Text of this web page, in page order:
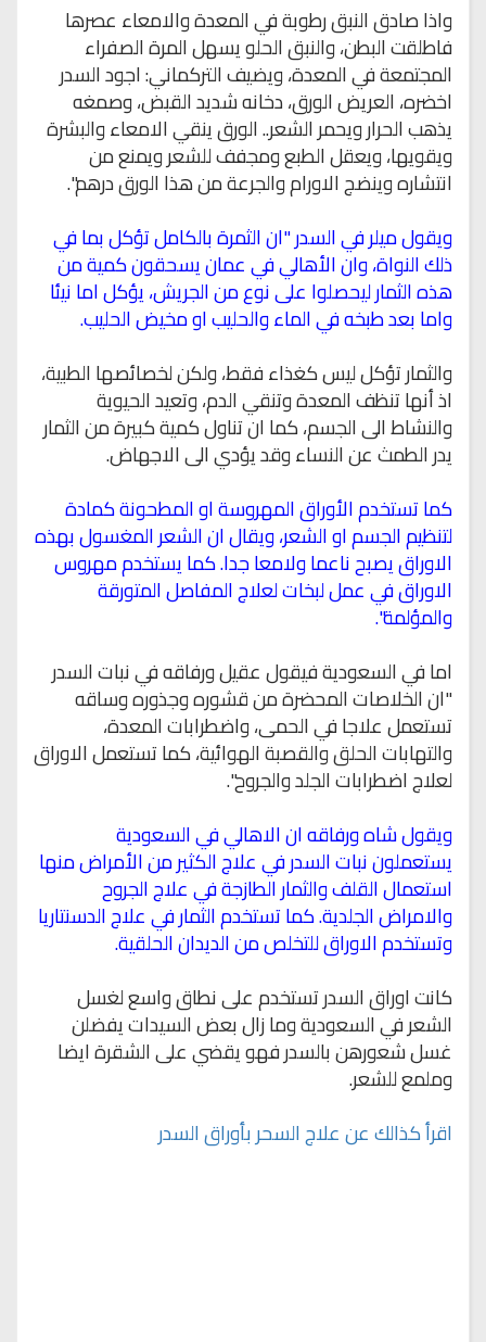
واذا صادق النبق رطوبة في المعدة والامعاء عصرها
فاطلقت البطن، والنبق الحلو يسهل المرة الصفراء
المجتمعة في المعدة، ويضيف التركماني: اجود السدر
اخضره، العريض الورق، دخانه شديد القبض، وصمغه
يذهب الحرار ويحمر الشعر.. الورق ينقي الامعاء والبشرة
ويقويها، ويعقل الطبع ومجفف للشعر ويمنع من
انتشاره وينضج الاورام والجرعة من هذا الورق درهم".
ويقول ميلر في السدر "ان الثمرة بالكامل تؤكل بما في
ذلك النواة، وان الأهالي في عمان يسحقون كمية من
هذه الثمار ليحصلوا على نوع من الجريش، يؤكل اما نيئا
واما بعد طبخه في الماء والحليب او مخيض الحليب.
والثمار تؤكل ليس كغذاء فقط، ولكن لخصائصها الطبية،
اذ أنها تنظف المعدة وتنقي الدم، وتعيد الحيوية
والنشاط الى الجسم، كما ان تناول كمية كبيرة من الثمار
يدر الطمث عن النساء وقد يؤدي الى الاجهاض.
كما تستخدم الأوراق المهروسة او المطحونة كمادة
لتنظيم الجسم او الشعر، ويقال ان الشعر المغسول بهذه
الاوراق يصبح ناعما ولامعا جدا. كما يستخدم مهروس
الاوراق في عمل لبخات لعلاج المفاصل المتورقة
والمؤلمة".
اما في السعودية فيقول عقيل ورفاقه في نبات السدر
"ان الخلاصات المحضرة من قشوره وجذوره وساقه
تستعمل علاجا في الحمى، واضطرابات المعدة،
والتهابات الحلق والقصبة الهوائية، كما تستعمل الاوراق
لعلاج اضطرابات الجلد والجروح".
ويقول شاه ورفاقه ان الاهالي في السعودية
يستعملون نبات السدر في علاج الكثير من الأمراض منها
استعمال القلف والثمار الطازجة في علاج الجروح
والامراض الجلدية. كما تستخدم الثمار في علاج الدسنتاريا
وتستخدم الاوراق للتخلص من الديدان الحلقية.
كانت اوراق السدر تستخدم على نطاق واسع لغسل
الشعر في السعودية وما زال بعض السيدات يفضلن
غسل شعورهن بالسدر فهو يقضي على الشقرة ايضا
وملمع للشعر.
اقرأ كذالك عن علاج السحر بأوراق السدر